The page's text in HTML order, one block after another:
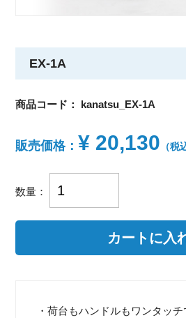
EX-1A
商品コード： kanatsu_EX-1A
販売価格： ¥ 20,130 （税
数量：
・荷台もハンドルもワンタッ